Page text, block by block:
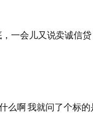
一会儿又说卖诚信贷
么啊 我就问了个标